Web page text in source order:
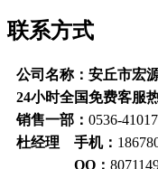
联系方式
公司名称：安丘市宏
24小时全国免费客服
销售一部： 0536-
杜经理 手机：
QQ：